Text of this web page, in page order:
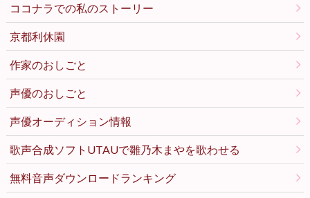
ココナラでの私のストーリー
京都利休園
作家のおしごと
声優のおしごと
声優オーディション情報
歌声合成ソフトUTAUで雛乃木まやを歌わせる
無料音声ダウンロードランキング